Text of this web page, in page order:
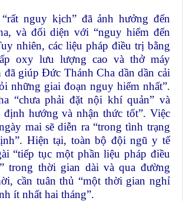
nguy kịch” đã ảnh hưởng đến
và đối diện với “nguy hiểm đến
nhiên, các liệu pháp điều trị bằng
oxy lưu lượng cao và thở máy
giúp Đức Thánh Cha dần dần cải
những giai đoạn nguy hiểm nhất”.
“chưa phải đặt nội khí quản” và
định hướng và nhận thức tốt”. Việc
mai sẽ diễn ra “trong tình trạng
Hiện tại, toàn bộ đội ngũ y tế
“tiếp tục một phần liệu pháp điều
trong thời gian dài và qua đường
cần tuân thủ “một thời gian nghỉ
ít nhất hai tháng”.